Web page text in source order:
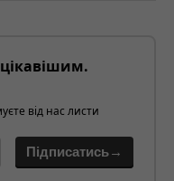
від нас листи
Підписатись→